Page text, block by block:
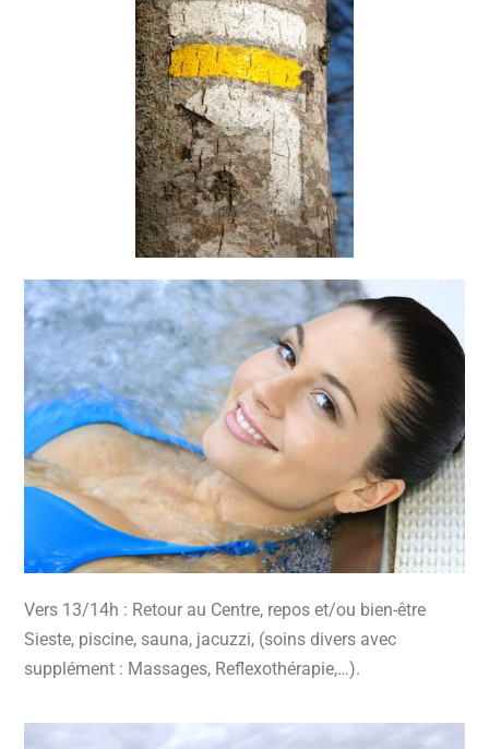
Vers 13/14h : Retour au Centre, repos et/ou bien-être
Sieste, piscine, sauna, jacuzzi, (soins divers avec
supplément : Massages, Reflexothérapie,…).